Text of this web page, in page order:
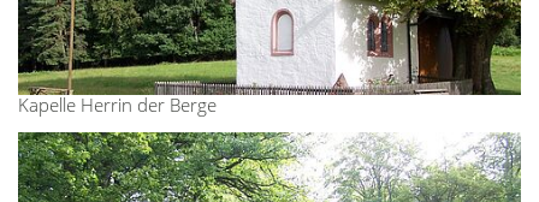
Kapelle Herrin der Berge